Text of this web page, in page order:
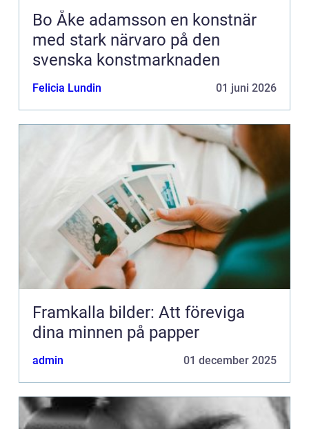
Bo Åke adamsson en konstnär
med stark närvaro på den
svenska konstmarknaden
Felicia Lundin 01 juni 2026
Framkalla bilder: Att föreviga
dina minnen på papper
admin 01 december 2025